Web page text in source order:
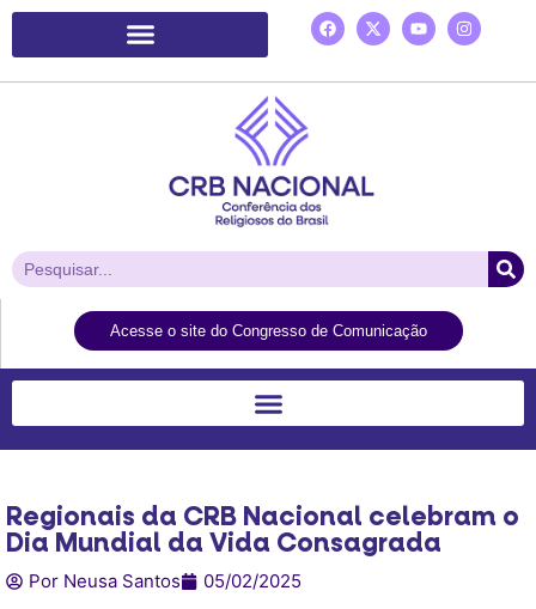
Acesse o site do Congresso de Comunicação
Regionais da CRB Nacional celebram o
Dia Mundial da Vida Consagrada
Por Neusa Santos 05/02/2025